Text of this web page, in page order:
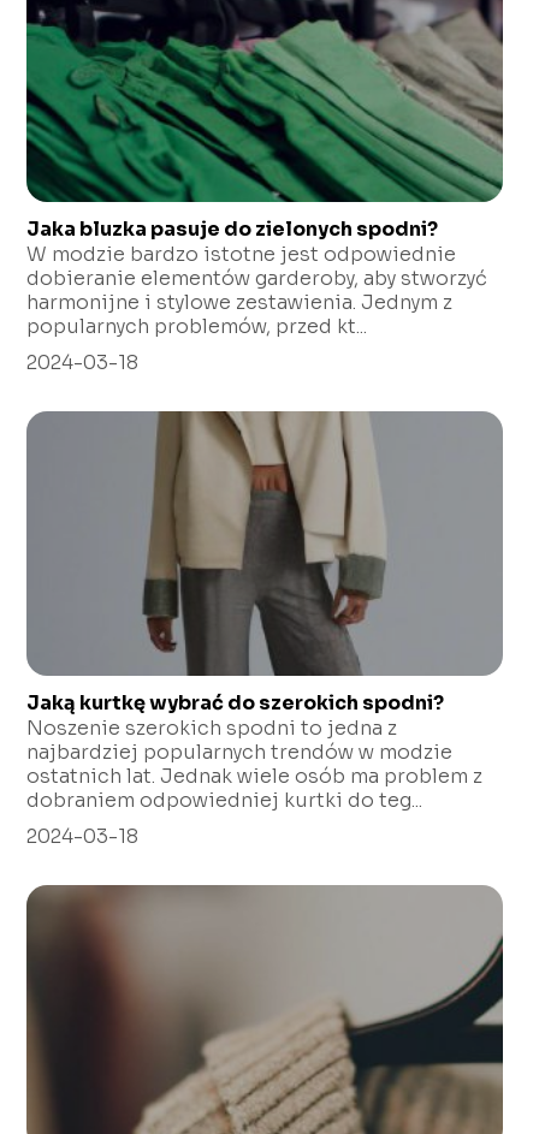
Jaka bluzka pasuje do zielonych spodni?
W modzie bardzo istotne jest odpowiednie
dobieranie elementów garderoby, aby stworzyć
harmonijne i stylowe zestawienia. Jednym z
popularnych problemów, przed kt...
2024-03-18
Jaką kurtkę wybrać do szerokich spodni?
Noszenie szerokich spodni to jedna z
najbardziej popularnych trendów w modzie
ostatnich lat. Jednak wiele osób ma problem z
dobraniem odpowiedniej kurtki do teg...
2024-03-18